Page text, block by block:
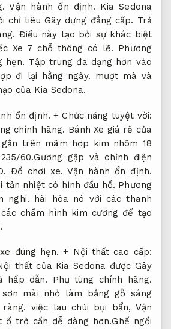
Vận hành ổn định. Kia Sedona
chỉ tiêu Gây dựng đẳng cấp. Trả
Điều này tạo bởi sự khác biệt
Xe 7 chỗ thông có lẽ. Phương
hẹn. Tập trung đa dạng hơn vào
đi lại hằng ngày. mượt mà và
của Kia Sedona.
ổn định. + Chức năng tuyệt vời:
chính hãng. Bánh Xe giá rẻ của
gắn trên mâm hợp kim nhôm 18
60.Gương gập và chỉnh điện
Đồ chơi xe. Vận hành ổn định.
tản nhiệt có hình đầu hổ. Phương
nghi. hài hòa nó với các thanh
chấm hình kim cương để tạo
đúng hẹn. + Nội thất cao cấp:
thất của Kia Sedona được Gây
hấp dẫn. Phụ tùng chính hãng.
mài nhỏ làm bằng gỗ sáng
việc lau chùi bụi bẩn, Vận
ố trở cần dễ dàng hơn.Ghế ngồi